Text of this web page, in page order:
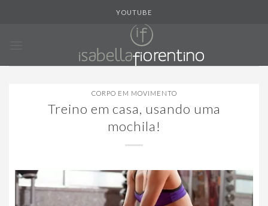
YOUTUBE
CORPO EM MOVIMENTO
Treino em casa, usando uma
mochila!